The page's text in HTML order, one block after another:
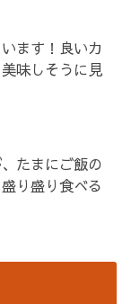
ます！良いカ
味しそうに見
たまにご飯の
り盛り食べる